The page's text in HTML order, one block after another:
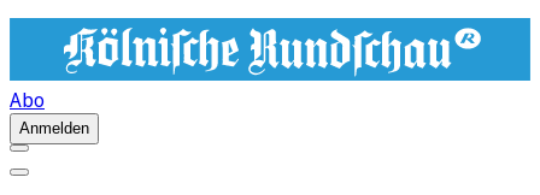
Abo
Anmelden